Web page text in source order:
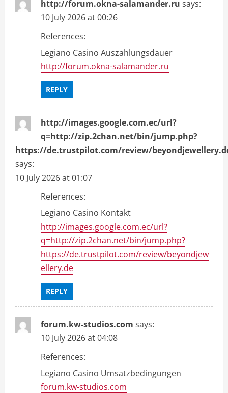
http://forum.okna-salamander.ru says:
10 July 2026 at 00:26
References:
Legiano Casino Auszahlungsdauer
http://forum.okna-salamander.ru
REPLY
http://images.google.com.ec/url?
q=http://zip.2chan.net/bin/jump.php?
https://de.trustpilot.com/review/
says:
10 July 2026 at 01:07
References:
Legiano Casino Kontakt
http://images.google.com.ec/url?
q=http://zip.2chan.net/bin/jump.php?
https://de.trustpilot.com/review/beyondjew
ellery.de
REPLY
forum.kw-studios.com says:
10 July 2026 at 04:08
References:
Legiano Casino Umsatzbedingungen
forum.kw-studios.com